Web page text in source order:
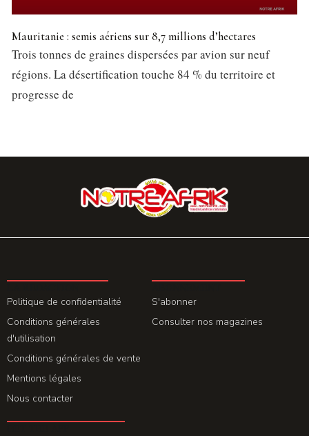
Mauritanie : semis aériens sur 8,7 millions d’hectares
Trois tonnes de graines dispersées par avion sur neuf
régions. La désertification touche 84 % du territoire et
progresse de
Politique de confidentialité
Conditions générales
d'utilisation
Conditions générales de vente
Mentions légales
Nous contacter
S'abonner
Consulter nos magazines